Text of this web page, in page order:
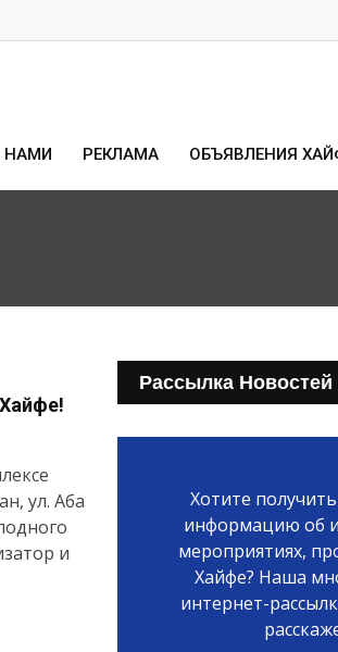
НАМИ РЕКЛАМА ОБЪЯВЛЕНИЯ
ул. Аба
и
Рассылка Новостей
Хотите
информацию об
мероприятиях,
Хайфе? Наша
интернет-